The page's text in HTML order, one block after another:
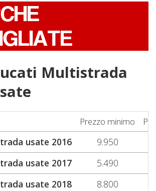
Multistrada
Prezzo minimo
usate 2016 9.950
usate 2017
5.490
usate 2018
8.800